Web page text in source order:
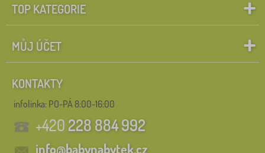
TOP KATEGORIE
MŮJ ÚČET
KONTAKTY
infolinka: PO-PÁ 8:00-16:00
+420228 884 992
info@babynabytek.cz